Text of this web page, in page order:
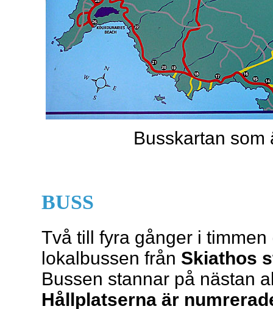
Busskartan som
BUSS
Två till fyra gånger i
lokalbussen från Skiathos
Bussen stannar på nästan
Hållplatserna är